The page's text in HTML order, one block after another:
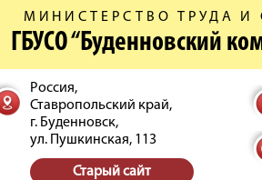
МИНИСТЕРСТВО ТРУДА И
ГБУСО “Буденновский
Россия,
Ставропольский край,
г. Буденновск,
ул. Пушкинская, 113
Старый сайт